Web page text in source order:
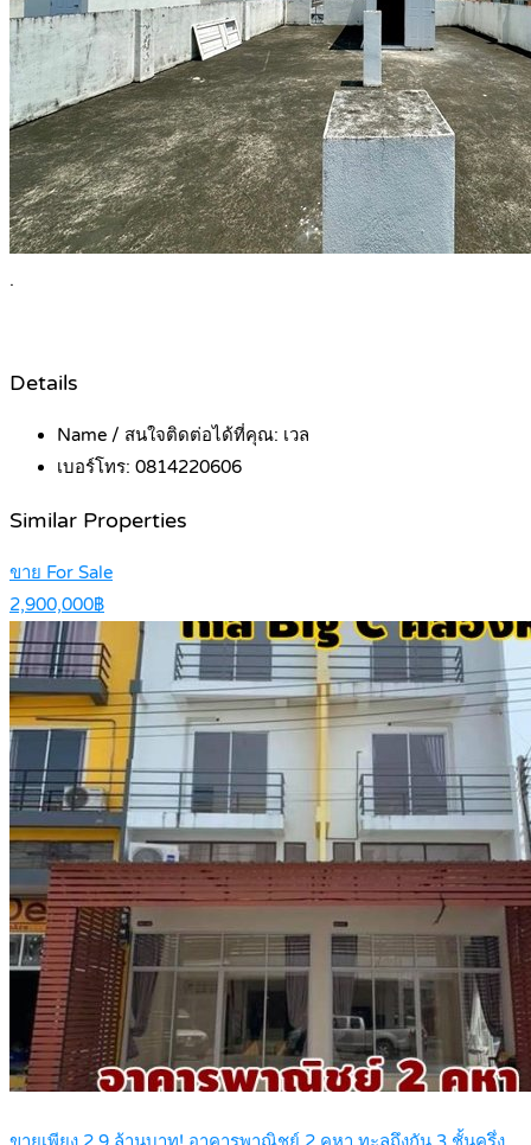
.
Details
Name / สนใจติดต่อได้ที่คุณ: เวล
เบอร์โทร: 0814220606
Similar Properties
ขาย For Sale
2,900,000฿